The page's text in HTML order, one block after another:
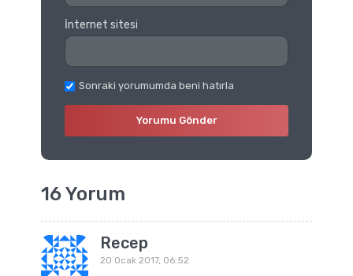
İnternet sitesi
Sonraki yorumumda beni hatırla
16 Yorum
Recep
20 Ocak 2017, 06:52